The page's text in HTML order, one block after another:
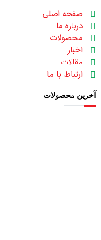
صفحه اصلی
درباره ما
محصولات
اخبار
مقالات
ارتباط با ما
آخرین محصولات